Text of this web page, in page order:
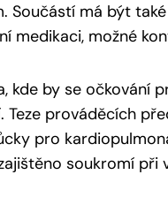
Součástí má být
medikaci, možné
kde by se očkování
prováděcích
pro
soukromí při